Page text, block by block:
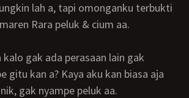
Rara peluk & cium aa.
gitu kan a? Kaya aku kan biasa aja
gak nyampe peluk aa.